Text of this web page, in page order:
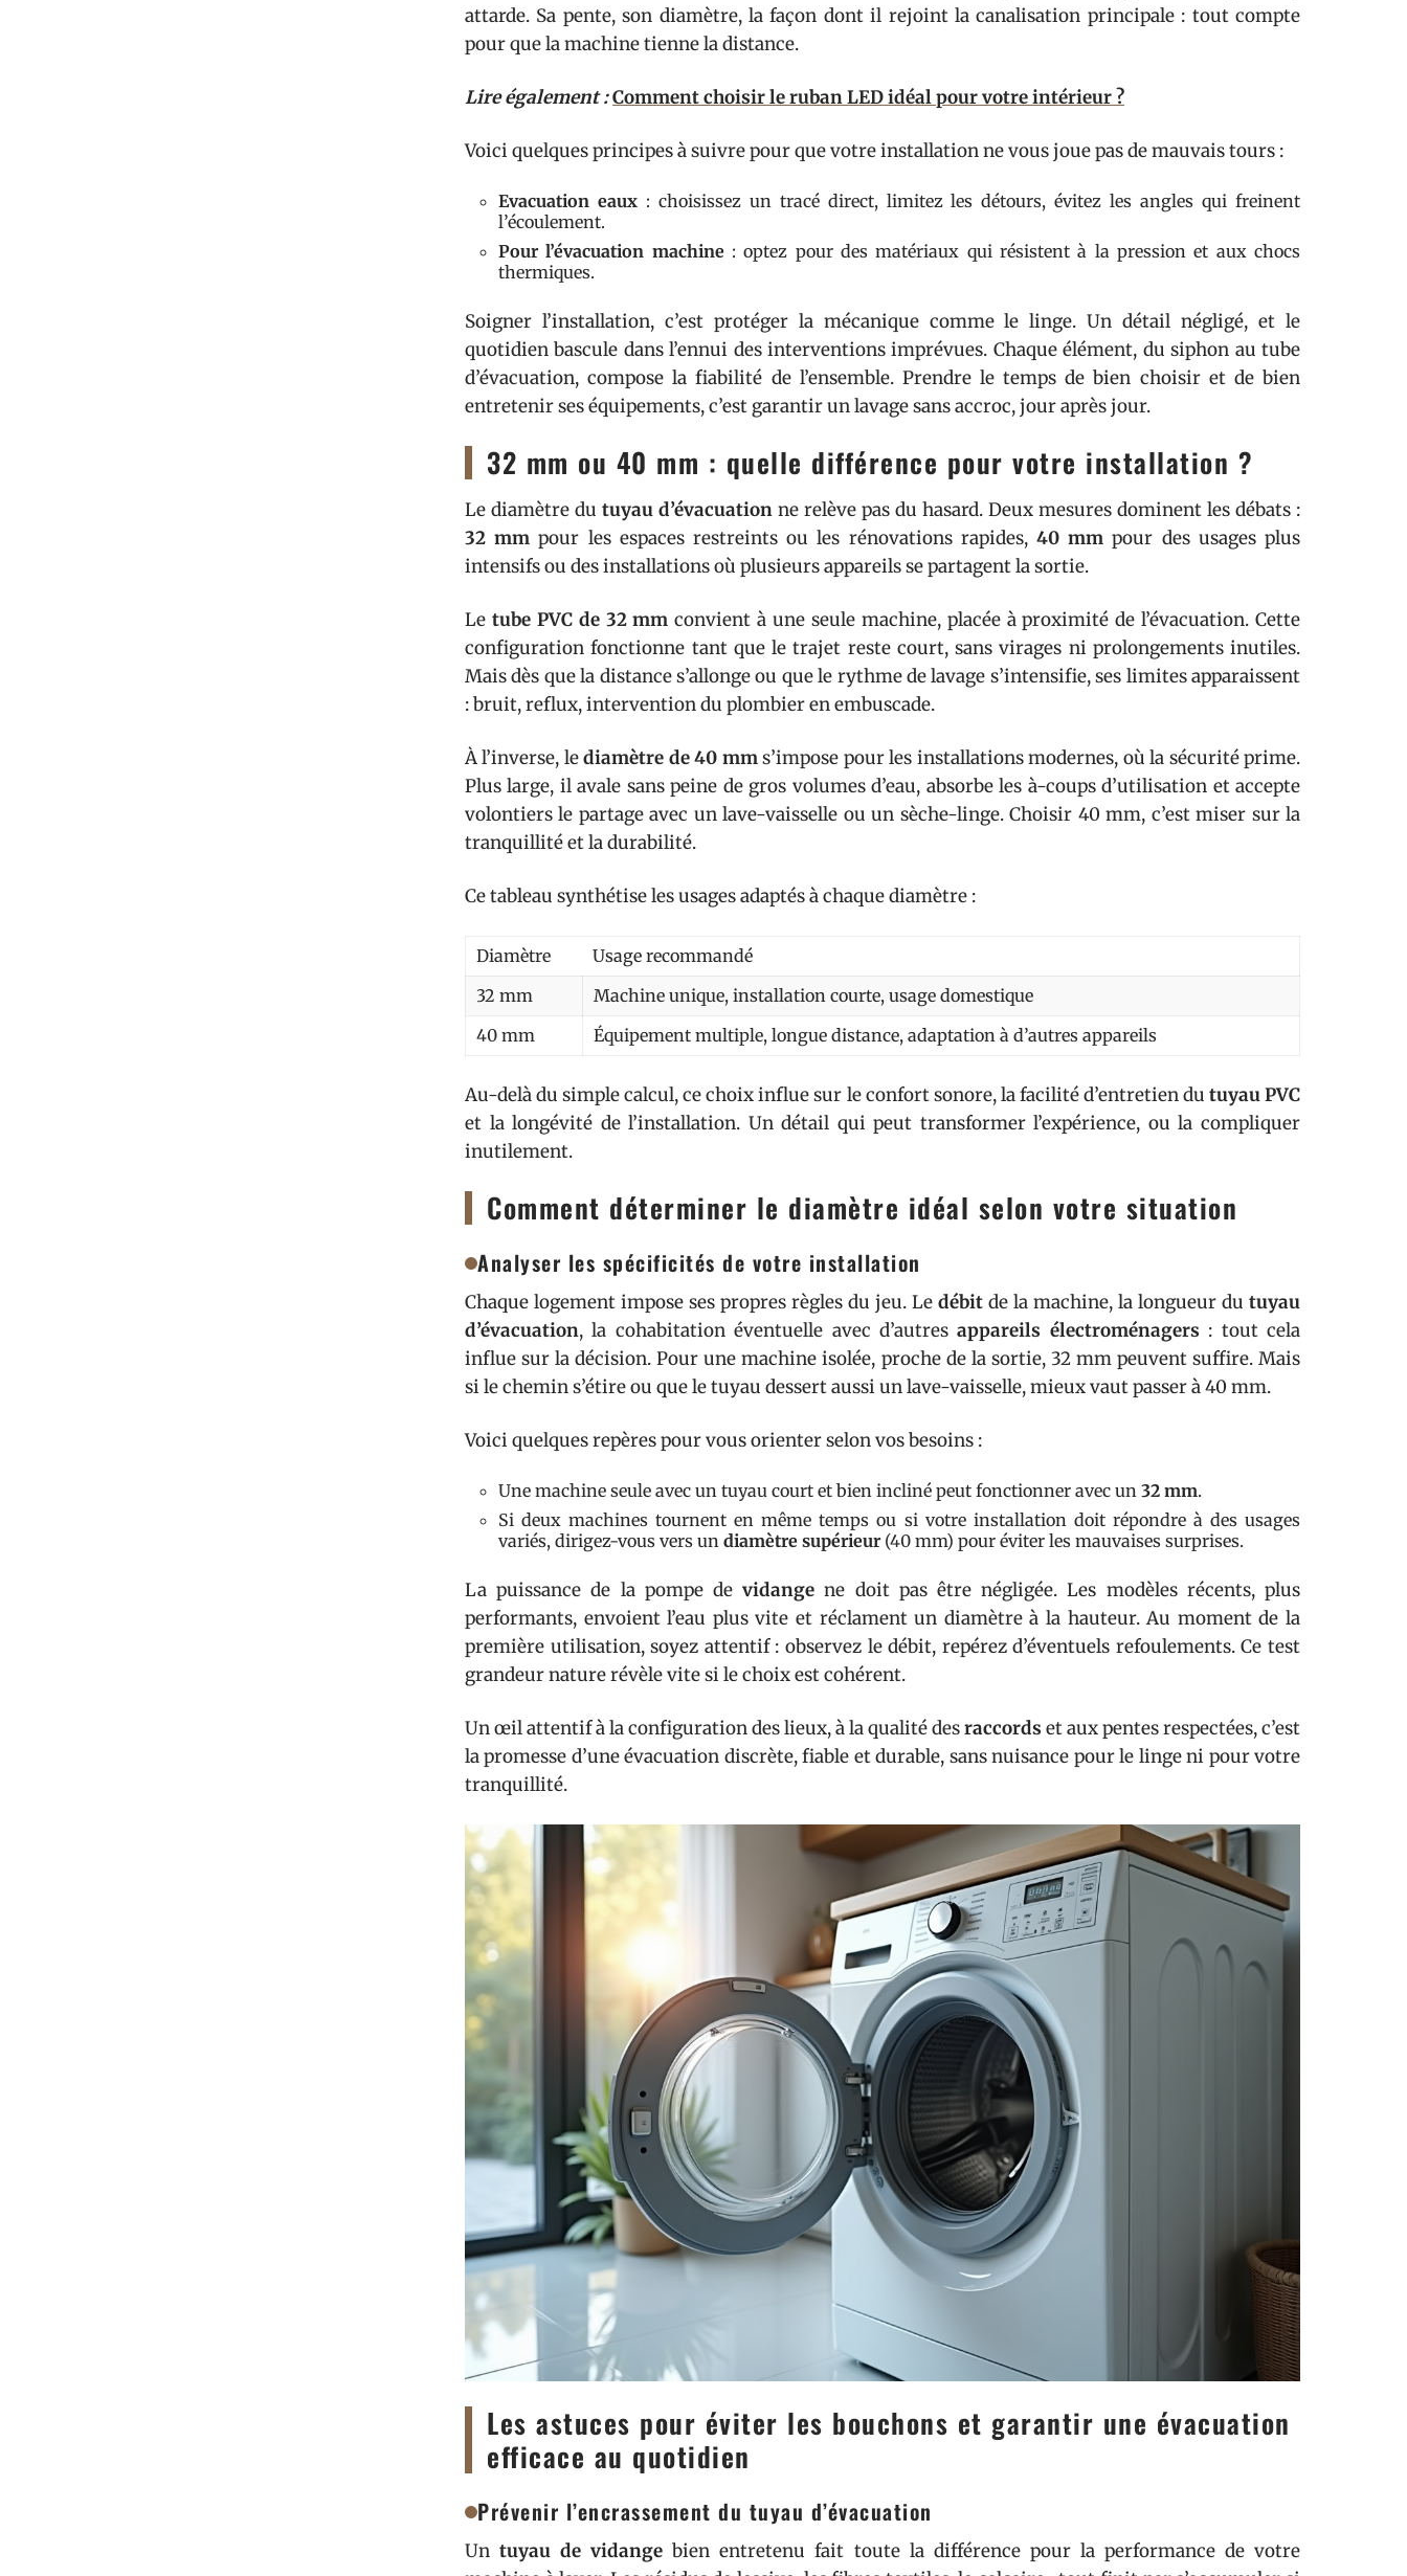
attarde. Sa pente, son diamètre, la façon dont il rejoint la canalisation principale : tout compte
pour que la machine tienne la distance.
Lire également :Comment choisir le ruban LED idéal pour votre intérieur ?
Voici quelques principes à suivre pour que votre installation ne vous joue pas de mauvais tours :
Evacuation eaux: choisissez un tracé direct, limitez les détours, évitez les angles qui freinent
l’écoulement.
Pour l’évacuation machine: optez pour des matériaux qui résistent à la pression et aux chocs
thermiques.
Soigner l’installation, c’est protéger la mécanique comme le linge. Un détail négligé, et le
quotidien bascule dans l’ennui des interventions imprévues. Chaque élément, du siphon au tube
d’évacuation, compose la fiabilité de l’ensemble. Prendre le temps de bien choisir et de bien
entretenir ses équipements, c’est garantir un lavage sans accroc, jour après jour.
32 mm ou 40 mm : quelle différence pour votre installation ?
Le diamètre du tuyau d’évacuation ne relève pas du hasard. Deux mesures dominent les débats :
32 mm pour les espaces restreints ou les rénovations rapides,40 mm pour des usages plus
intensifs ou des installations où plusieurs appareils se partagent la sortie.
Le tube PVC de 32 mm convient à une seule machine, placée à proximité de l’évacuation. Cette
configuration fonctionne tant que le trajet reste court, sans virages ni prolongements inutiles.
Mais dès que la distance s’allonge ou que le rythme de lavage s’intensifie, ses limites apparaissent
: bruit, reflux, intervention du plombier en embuscade.
À l’inverse, lediamètre de 40 mms’impose pour les installations modernes, où la sécurité prime.
Plus large, il avale sans peine de gros volumes d’eau, absorbe les à-coups d’utilisation et accepte
volontiers le partage avec un lave-vaisselle ou un sèche-linge. Choisir 40 mm, c’est miser sur la
tranquillité et la durabilité.
Ce tableau synthétise les usages adaptés à chaque diamètre :
Diamètre
Usage recommandé
32 mm
Machine unique, installation courte, usage domestique
40 mm
Équipement multiple, longue distance, adaptation à d’autres appareils
Au-delà du simple calcul, ce choix influe sur le confort sonore, la facilité d’entretien du tuyau PVC
et la longévité de l’installation. Un détail qui peut transformer l’expérience, ou la compliquer
inutilement.
Comment déterminer le diamètre idéal selon votre situation
Analyser les spécificités de votre installation
Chaque logement impose ses propres règles du jeu. Le débit de la machine, la longueur du tuyau
d’évacuation, la cohabitation éventuelle avec d’autresappareils électroménagers : tout cela
influe sur la décision. Pour une machine isolée, proche de la sortie, 32 mm peuvent suffire. Mais
si le chemin s’étire ou que le tuyau dessert aussi un lave-vaisselle, mieux vaut passer à 40 mm.
Voici quelques repères pour vous orienter selon vos besoins :
Une machine seule avec un tuyau court et bien incliné peut fonctionner avec un 32 mm.
Si deux machines tournent en même temps ou si votre installation doit répondre à des usages
variés, dirigez-vous vers un diamètre supérieur (40 mm) pour éviter les mauvaises surprises.
La puissance de la pompe devidange ne doit pas être négligée. Les modèles récents, plus
performants, envoient l’eau plus vite et réclament un diamètre à la hauteur. Au moment de la
première utilisation, soyez attentif : observez le débit, repérez d’éventuels refoulements. Ce test
grandeur nature révèle vite si le choix est cohérent.
Un œil attentif à la configuration des lieux, à la qualité desraccords et aux pentes respectées, c’est
la promesse d’une évacuation discrète, fiable et durable, sans nuisance pour le linge ni pour votre
tranquillité.
Les astuces pour éviter les bouchons et garantir une évacuation
efficace au quotidien
Prévenir l’encrassement du tuyau d’évacuation
Untuyau de vidange bien entretenu fait toute la différence pour la performance de votre